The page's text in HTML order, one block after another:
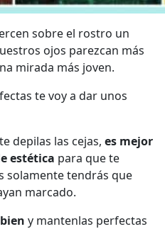
sobre el rostro un
ojos parezcan más
mirada más joven.
te voy a dar unos
depilas las cejas, es mejor
estética para que te
solamente tendrás que
marcado.
y mantenlas perfectas